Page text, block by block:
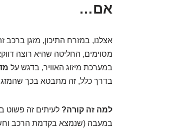
אם…
מסוימים, החליטה שהיא רוצה
במערכת מיזוג האוויר, בדגש על
בדרך כלל, זה מתבטא בכך
למה זה קורה? לעיתים זה פשוט